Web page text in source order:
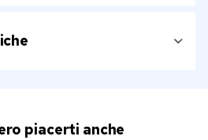
piacerti anche